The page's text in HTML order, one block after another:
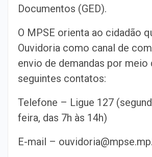
Documentos (GED).
O MPSE orienta ao cidadão
Ouvidoria como canal de
envio de demandas por meio
seguintes contatos:
Telefone – Ligue 127
feira, das 7h às 14h)
E-mail –